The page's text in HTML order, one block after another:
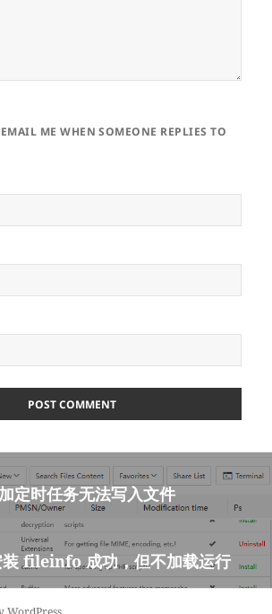
ME WHEN SOMEONE REPLIES TO
定时任务无法写入文件
fileinfo 成功，但不加载运行